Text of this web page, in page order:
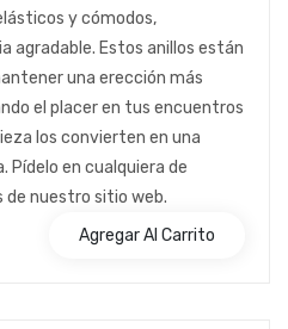
y cómodos,
agradable. Estos anillos están
una erección más
el placer en tus encuentros
los convierten en una
en cualquiera de
de nuestro sitio web.
Agregar Al Carrito